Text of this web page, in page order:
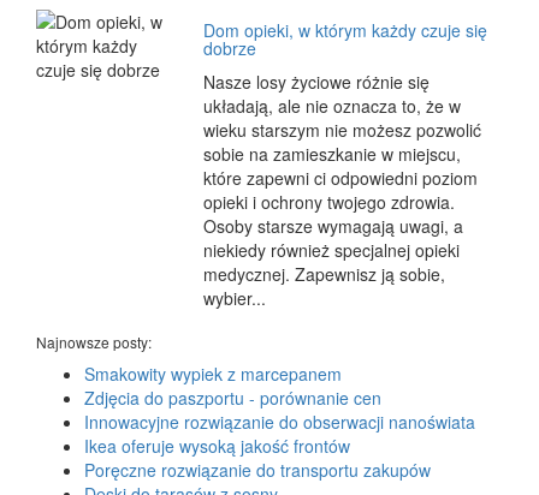
Dom opieki, w którym każdy czuje się
dobrze
Nasze losy życiowe różnie się
układają, ale nie oznacza to, że w
wieku starszym nie możesz pozwolić
sobie na zamieszkanie w miejscu,
które zapewni ci odpowiedni poziom
opieki i ochrony twojego zdrowia.
Osoby starsze wymagają uwagi, a
niekiedy również specjalnej opieki
medycznej. Zapewnisz ją sobie,
wybier...
Najnowsze posty:
Smakowity wypiek z marcepanem
Zdjęcia do paszportu - porównanie cen
Innowacyjne rozwiązanie do obserwacji nanoświata
Ikea oferuje wysoką jakość frontów
Poręczne rozwiązanie do transportu zakupów